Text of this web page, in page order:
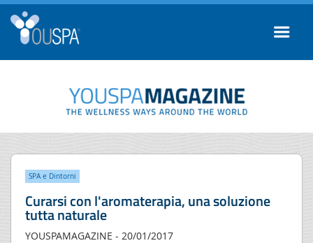
SPA e Dintorni
Curarsi con l'aromaterapia, una soluzione
tutta naturale
YOUSPAMAGAZINE - 20/01/2017